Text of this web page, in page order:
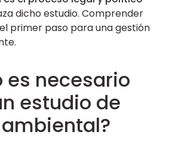
dicho estudio. Comprender
primer paso para una gestión
es necesario
estudio de